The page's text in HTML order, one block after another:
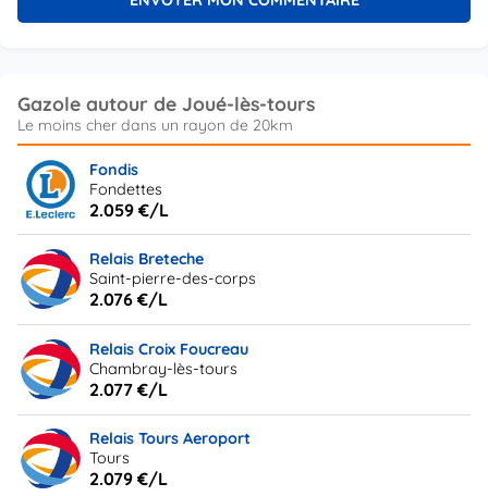
Gazole autour de Joué-lès-tours
Fondis
Fondettes
2.059 €/L
Relais Breteche
Saint-pierre-des-corps
2.076 €/L
Relais Croix Foucreau
Chambray-lès-tours
2.077 €/L
Relais Tours Aeroport
Tours
2.079 €/L